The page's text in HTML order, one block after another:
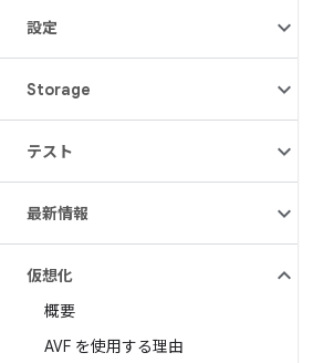
設定
Storage
テスト
最新情報
仮想化
概要
AVF を使用する理由